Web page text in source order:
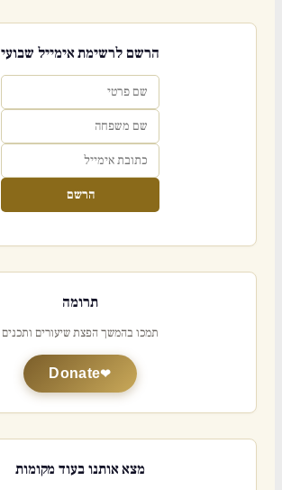
הרשם לרשימת אימייל שבועי
הרשם
תרומה
תמכו בהמשך הפצת שיעורים ותכנים
Donate
מצא אותנו בעוד מקומות